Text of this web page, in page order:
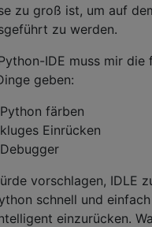
zu groß ist, um auf
zu werden.
IDE muss mir die
geben:
Python färben
kluges Einrücken
Debugger
vorschlagen, IDLE
schnell und
einzurücken.